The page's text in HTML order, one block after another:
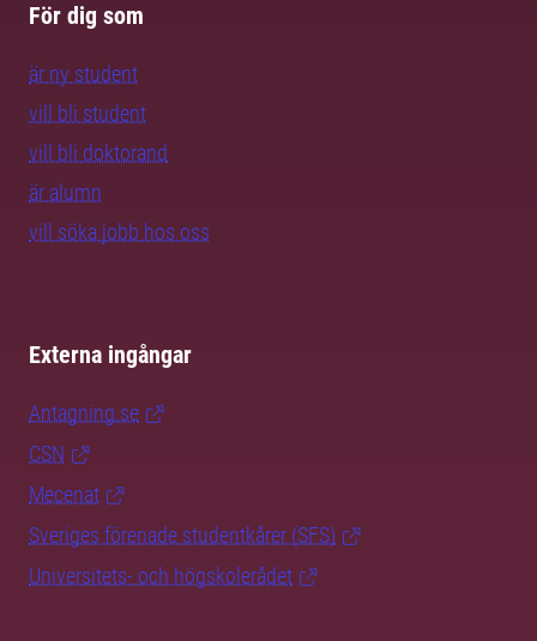
För dig som
är ny student
vill bli student
vill bli doktorand
är alumn
vill söka jobb hos oss
Externa ingångar
Antagning.se
CSN
Mecenat
Sveriges förenade studentkårer (SFS)
Universitets- och högskolerådet